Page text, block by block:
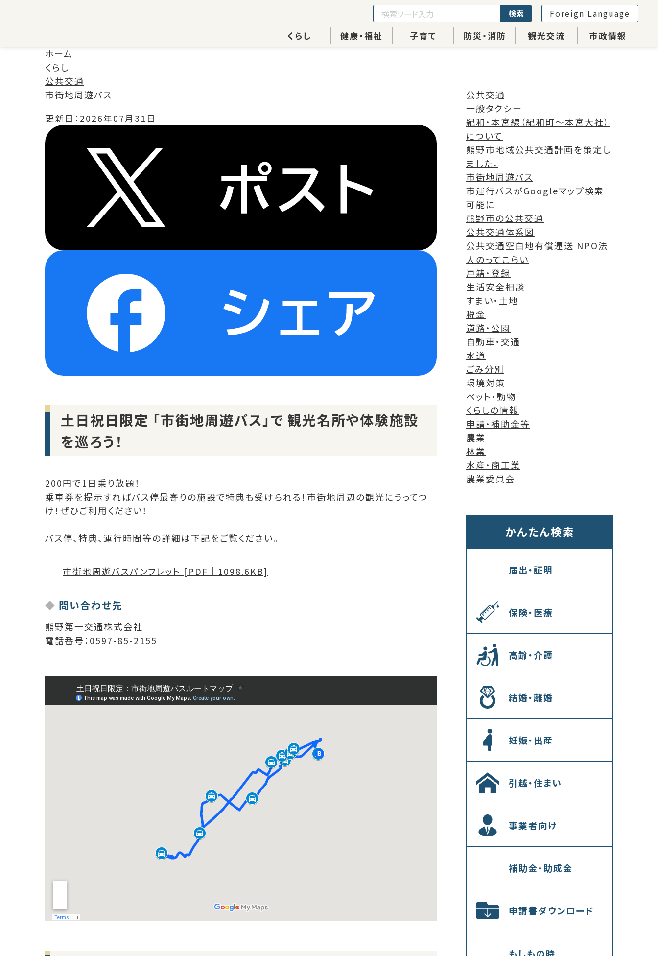
くらし 健康・福祉 子育て 防災・消防 観光交流 市政情報
検索 Foreign Language
ホーム
くらし
公共交通
市街地周遊バス
更新日： 2026年07月31日
土日祝日限定 「市街地周遊バス」で 観光名所や体験施設
を巡ろう！
200円で1日乗り放題！
乗車券を提示すればバス停最寄りの施設で特典も受けられる！市街地周辺の観光にうってつ
け！ぜひご利用ください！
バス停、特典、運行時間等の詳細は下記をご覧ください。
市街地周遊バスパンフレット [PDF｜1098.6KB]
問い合わせ先
熊野第一交通株式会社
電話番号：0597-85-2155
公共交通
一般タクシー
紀和・本宮線（紀和町～本宮大社）
について
熊野市地域公共交通計画を策定し
ました。
市街地周遊バス
市運行バスがGoogleマップ検索
可能に
熊野市の公共交通
公共交通体系図
公共交通空白地有償運送 NPO法
人のってこらい
戸籍・登録
生活安全相談
すまい・土地
税金
道路・公園
自動車・交通
水道
ごみ分別
環境対策
ペット・動物
くらしの情報
申請・補助金等
農業
林業
水産・商工業
農業委員会
かんたん検索
届出・証明
保険・医療
高齢・介護
結婚・離婚
妊娠・出産
引越・住まい
事業者向け
補助金・助成金
申請書ダウンロード
もしもの時